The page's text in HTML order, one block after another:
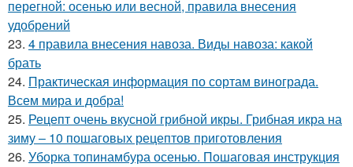
перегной: осенью или весной, правила внесения
удобрений
23. 4 правила внесения навоза. Виды навоза: какой
брать
24. Практическая информация по сортам винограда.
Всем мира и добра!
25. Рецепт очень вкусной грибной икры. Грибная икра на
зиму – 10 пошаговых рецептов приготовления
26. Уборка топинамбура осенью. Пошаговая инструкция